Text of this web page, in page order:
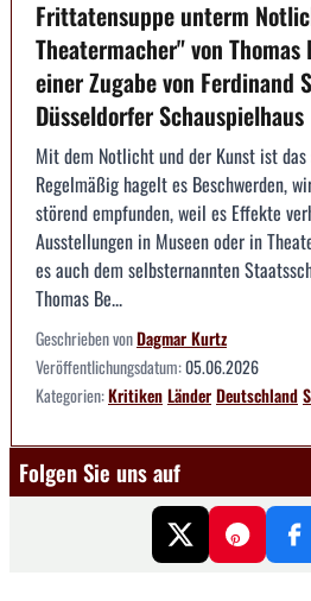
Frittatensuppe unterm
Theatermacher" von
einer Zugabe von Ferdinand
Düsseldorfer Schauspielhaus
Mit dem Notlicht und der Kunst ist das
Regelmäßig hagelt es Beschwerden,
störend empfunden, weil es Effekte
Ausstellungen in Museen oder in
es auch dem selbsternannten
Thomas Be...
Geschrieben vonDagmar Kurtz
Veröffentlichungsdatum:05.06.2026
Kategorien:KritikenLänderDeutschland
Folgen Sie uns auf